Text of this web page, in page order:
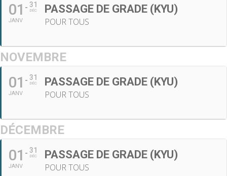
01
JANV
31
DÉC PASSAGE DE GRADE (KYU)
POUR TOUS
NOVEMBRE
01
JANV
31
DÉC PASSAGE DE GRADE (KYU)
POUR TOUS
DÉCEMBRE
01
JANV
31
DÉC PASSAGE DE GRADE (KYU)
POUR TOUS